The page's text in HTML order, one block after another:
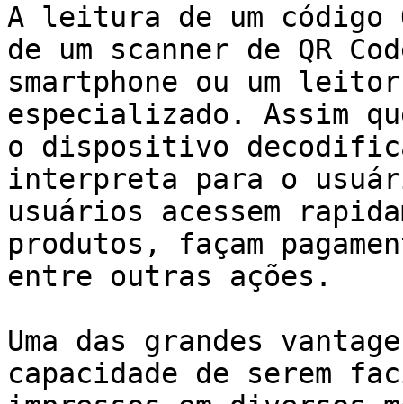
A leitura de um código
de um scanner de QR
smartphone ou um
especializado. Assim
o dispositivo
interpreta para o
usuários acessem
produtos, façam
entre outras ações.
Uma das grandes
capacidade de serem